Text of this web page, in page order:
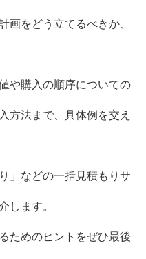
画をどう立てるべきか、
や購入の順序についての
方法まで、具体例を交え
」などの一括見積もりサ
します。
ためのヒントをぜひ最後